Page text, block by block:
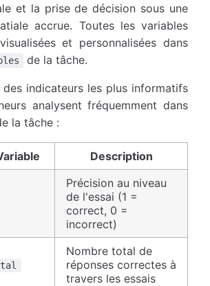
et la prise de décision sous une
accrue. Toutes les variables
et personnalisées dans
de la tâche.
des indicateurs les plus informatifs
analysent fréquemment dans
la tâche :
Description
Précision au niveau
de l'essai (1 =
correct, 0 =
incorrect)
Nombre total de
réponses correctes à
travers les essais